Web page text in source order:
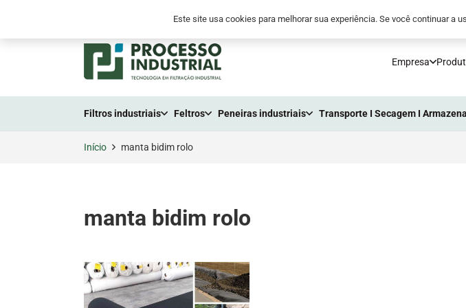
+55 (41) 2105-3300 +55 (41) 9 8794-6555
Empresa
Filtros industriais Feltros Peneiras industriais Transporte I Secagem I
Início manta bidim rolo
manta bidim rolo
Este site usa cookies para melhorar sua experiência. Se você continuar a